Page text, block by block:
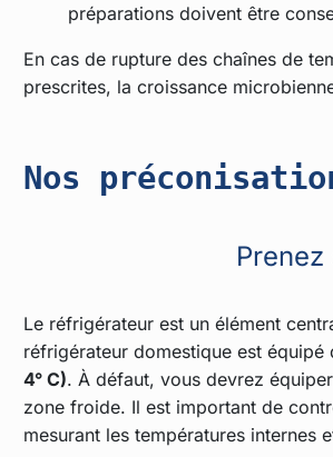
préparations doivent être
En cas de rupture des chaînes de
prescrites, la croissance
Nos
Le réfrigérateur est un élément
réfrigérateur domestique est équipé
4° C). À défaut, vous devrez
zone froide. Il est important de
mesurant les températures internes